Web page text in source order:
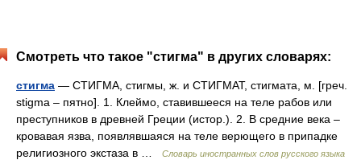
Смотреть что такое "стигма" в других словарях:
стигма — СТИГМА, стигмы, ж. и СТИГМАТ, стигмата, м. [греч.
stigma – пятно]. 1. Клеймо, ставившееся на теле рабов или
преступников в древней Греции (истор.). 2. В средние века –
кровавая язва, появлявшаяся на теле верющего в припадке
религиозного экстаза в …
Словарь иностранных слов русского языка